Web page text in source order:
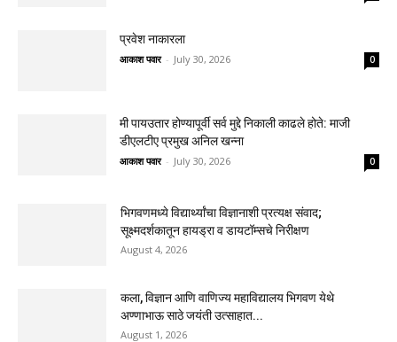
प्रवेश नाकारला
आकाश पवार - July 30, 2026 0
मी पायउतार होण्यापूर्वी सर्व मुद्दे निकाली काढले होते: माजी
डीएलटीए प्रमुख अनिल खन्ना
आकाश पवार - July 30, 2026 0
भिगवणमध्ये विद्यार्थ्यांचा विज्ञानाशी प्रत्यक्ष संवाद;
सूक्ष्मदर्शकातून हायड्रा व डायटॉम्सचे निरीक्षण
August 4, 2026
कला, विज्ञान आणि वाणिज्य महाविद्यालय भिगवण येथे
अण्णाभाऊ साठे जयंती उत्साहात...
August 1, 2026